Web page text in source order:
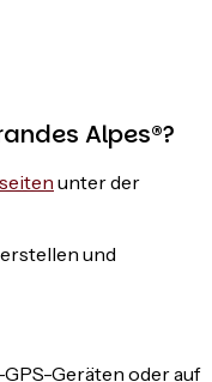
Alpes®?
unter der
und
Geräten oder auf